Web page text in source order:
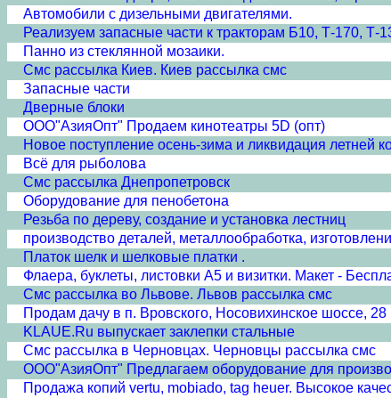
Автомобили с дизельными двигателями.
Реализуем запасные части к тракторам Б10, Т-170, Т-
Панно из стеклянной мозаики.
Смс рассылка Киев. Киев рассылка смс
Запасные части
Дверные блоки
ООО"АзияОпт" Продаем кинотеатры 5D (опт)
Новое поступление осень-зима и ликвидация летней
Всё для рыболова
Смс рассылка Днепропетровск
Оборудование для пенобетона
Резьба по дереву, создание и установка лестниц
производство деталей, металлообработка,
Платок шелк и шелковые платки .
Флаера, буклеты, листовки А5 и визитки. Макет -
Смс рассылка во Львове. Львов рассылка смс
Продам дачу в п. Вровского, Носовихинское шоссе,
KLAUE.Ru выпускает заклепки стальные
Смс рассылка в Черновцах. Черновцы рассылка смс
ООО"АзияОпт" Предлагаем оборудование для
Продажа копий vertu, mobiado, tag heuer. Высокое